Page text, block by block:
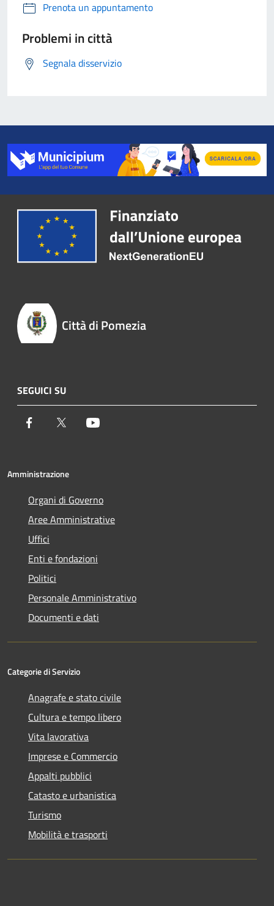
Proclamazione
Prenota un appuntamento
Problemi in città
Segnala disservizio
Città di Pomezia
SEGUICI SU
Facebook Twitter
Amministrazione
Organi di Governo
Aree Amministrative
Uffici
Enti e fondazioni
Politici
Personale Amministrativo
Documenti e dati
Categorie di Servizio
Anagrafe e stato civile
Cultura e tempo libero
Vita lavorativa
Imprese e Commercio
Appalti pubblici
Catasto e urbanistica
Turismo
Mobilità e trasporti